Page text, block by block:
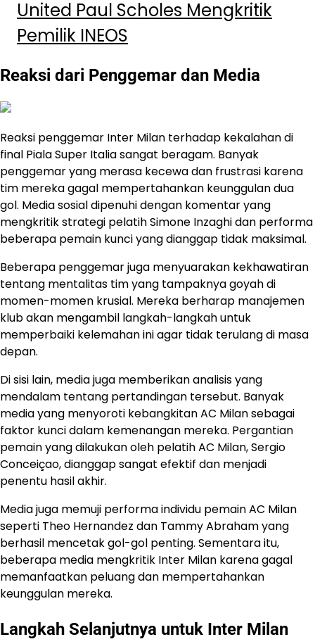
United Paul Scholes Mengkritik
Pemilik INEOS
Reaksi dari Penggemar dan Media
Reaksi penggemar Inter Milan terhadap kekalahan di
final Piala Super Italia sangat beragam. Banyak
penggemar yang merasa kecewa dan frustrasi karena
tim mereka gagal mempertahankan keunggulan dua
gol. Media sosial dipenuhi dengan komentar yang
mengkritik strategi pelatih Simone Inzaghi dan performa
beberapa pemain kunci yang dianggap tidak maksimal.
Beberapa penggemar juga menyuarakan kekhawatiran
tentang mentalitas tim yang tampaknya goyah di
momen-momen krusial. Mereka berharap manajemen
klub akan mengambil langkah-langkah untuk
memperbaiki kelemahan ini agar tidak terulang di masa
depan.
Di sisi lain, media juga memberikan analisis yang
mendalam tentang pertandingan tersebut. Banyak
media yang menyoroti kebangkitan AC Milan sebagai
faktor kunci dalam kemenangan mereka. Pergantian
pemain yang dilakukan oleh pelatih AC Milan, Sergio
Conceiçao, dianggap sangat efektif dan menjadi
penentu hasil akhir.
Media juga memuji performa individu pemain AC Milan
seperti Theo Hernandez dan Tammy Abraham yang
berhasil mencetak gol-gol penting. Sementara itu,
beberapa media mengkritik Inter Milan karena gagal
memanfaatkan peluang dan mempertahankan
keunggulan mereka.
Langkah Selanjutnya untuk Inter Milan